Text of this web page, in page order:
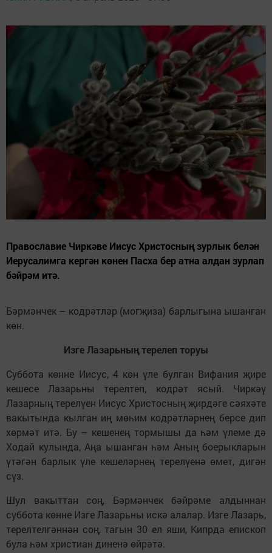
Православие Чиркәве Иисус Христосның зурлык белән
Иерусалимга кергән көнен Пасха бер атна алдан зурлап
бәйрәм итә.
Бәрмәнчек – кодрәтләр (могҗиза) барлыгына ышанган
көн.
Изге Лазарьның терелеп торуы
Суббота көнне Иисус, 4 көн үле булган Вифания җире
кешесе Лазарьны терелтеп, кодрәт ясый. Чиркәү
Лазарның терелүен Иисус Христосның җирдәге сәяхәте
вакытында кылган иң мөһим кодрәтләрнең берсе дип
хөрмәт итә. Бу – кешенең тормышы да һәм үлеме дә
Ходай кулында, Аңа ышанган һәм Аның боерыкларын
үтәгән барлык үле кешеләрнең терелүенә өмет, дигән
сүз.
Шул вакыттан соң, Бәрмәнчек бәйрәме алдыннан
суббота көнне Изге Лазарьны искә алалар. Изге Лазарь,
терелтелгәннән соң, тагын 30 ел яши, Кипрда епископ
була һәм христиан диненә өйрәтә.